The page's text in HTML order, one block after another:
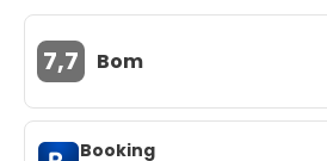
7,7 Bom
Booking